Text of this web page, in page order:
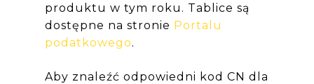
produktu w tym roku. Tablice są
dostępne na stronie Portalu
podatkowego.
Aby znaleźć odpowiedni kod CN dla